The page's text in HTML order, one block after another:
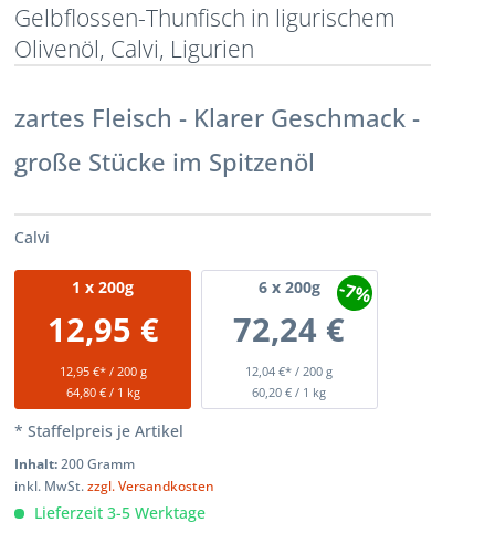
Gelbflossen-Thunfisch in ligurischem
Olivenöl, Calvi, Ligurien
zartes Fleisch - Klarer Geschmack -
große Stücke im Spitzenöl
Calvi
1 x 200g
12,95 €
12,95 €* / 200 g
64,80 € / 1 kg
6x 200g
72,24 €
12,04 €* / 200 g
-7%
60,20 € / 1 kg
* Staffelpreis je Artikel
Inhalt:200 Gramm
inkl. MwSt.zzgl. Versandkosten
Lieferzeit 3-5 Werktage